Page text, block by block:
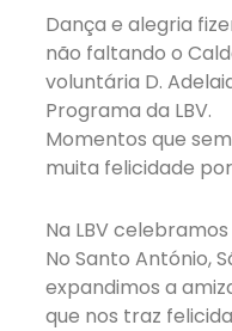
Dança e alegria
não faltando o
voluntária D.
Programa da LBV.
Momentos que
muita felicidade
Na LBV
No Santo António,
expandimos a
que nos traz